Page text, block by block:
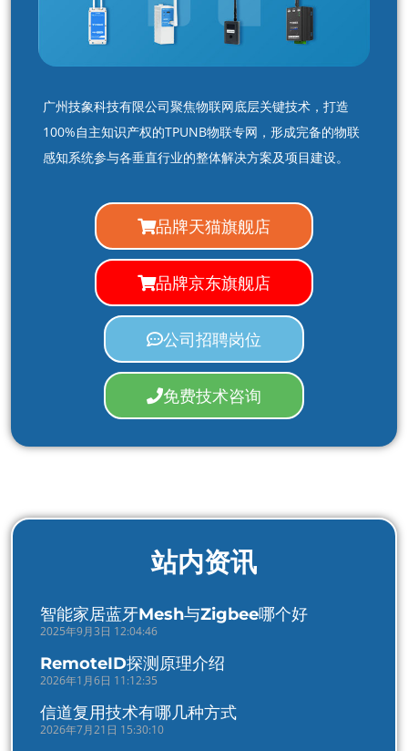
广州技象科技有限公司聚焦物联网底层关键技术，打造
100%自主知识产权的TPUNB物联专网，形成完备的物联
感知系统参与各垂直行业的整体解决方案及项目建设。
品牌天猫旗舰店
品牌京东旗舰店
公司招聘岗位
免费技术咨询
站内资讯
智能家居蓝牙Mesh与Zigbee哪个好
2025年9月3日 12:04:46
RemoteID探测原理介绍
2026年1月6日 11:12:35
信道复用技术有哪几种方式
2026年7月21日 15:30:10